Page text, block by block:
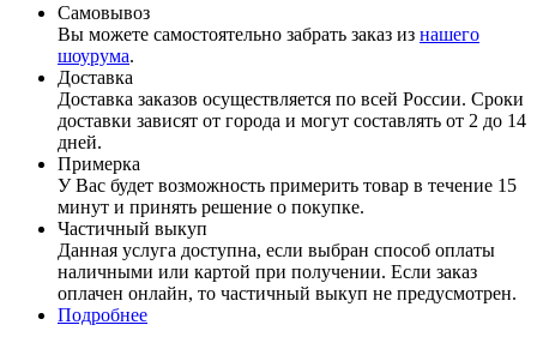
Самовывоз
Вы можете самостоятельно забрать заказ из нашего
шоурума.
Доставка
Доставка заказов осуществляется по всей России. Сроки
доставки зависят от города и могут составлять от 2 до 14
дней.
Примерка
У Вас будет возможность примерить товар в течение 15
минут и принять решение о покупке.
Частичный выкуп
Данная услуга доступна, если выбран способ оплаты
наличными или картой при получении. Если заказ
оплачен онлайн, то частичный выкуп не предусмотрен.
Подробнее